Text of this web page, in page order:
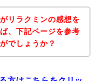
リラクミンの感想を
、下記ページを参考
でしょうか？